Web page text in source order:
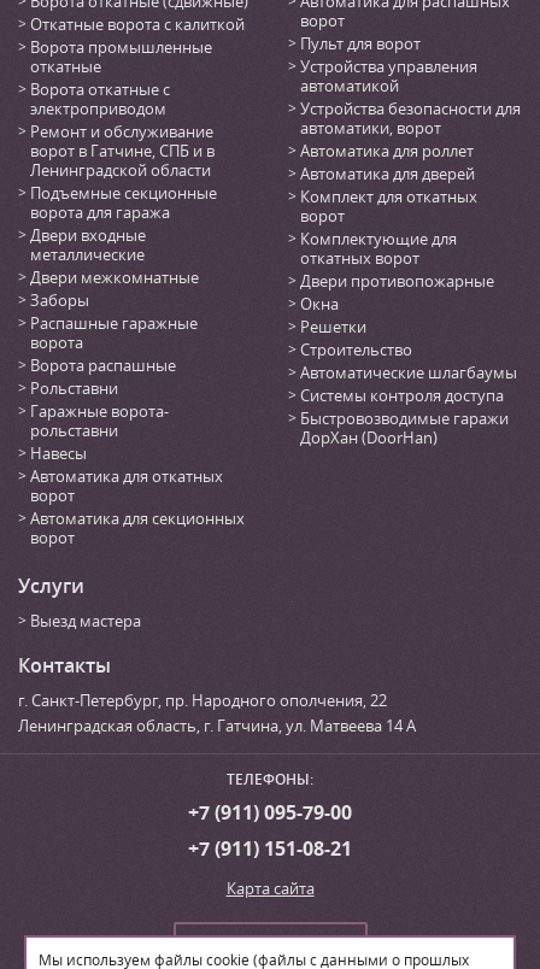
Мы используем файлы cookie (файлы с данными о прошлых
Откатные ворота с калиткой
Ворота промышленные
откатные
Ворота откатные с
электроприводом
Ремонт и обслуживание
ворот в Гатчине, СПБ и в
Ленинградской области
Подъемные секционные
ворота для гаража
Двери входные
металлические
Двери межкомнатные
Заборы
Распашные гаражные
ворота
Ворота распашные
Рольставни
Гаражные ворота-
рольставни
Навесы
Автоматика для откатных
ворот
Автоматика для секционных
ворот
ворот
Пульт для ворот
Устройства управления
автоматикой
Устройства безопасности для
автоматики, ворот
Автоматика для роллет
Автоматика для дверей
Комплект для откатных
ворот
Комплектующие для
откатных ворот
Двери противопожарные
Окна
Решетки
Строительство
Автоматические шлагбаумы
Системы контроля доступа
Быстровозводимые гаражи
ДорХан (DoorHan)
Услуги
Выезд мастера
Контакты
г. Санкт-Петербург, пр. Народного ополчения, 22
Ленинградская область, г. Гатчина,ул. Матвеева 14 А
ТЕЛЕФОНЫ:
+7 (911) 095-79-00
+7 (911) 151-08-21
Карта сайта
Сделать заказ